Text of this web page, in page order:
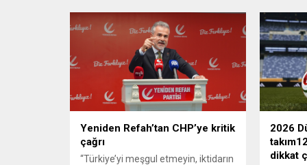
Çelik, Samsun’un İlkadım ilçesinde
çöpten kağıt toplayarak geçimini
sağlayan Serpil Hanım’a destek
oldu. Çelik, sokaklardaki
konteynerlerden kağıt topladı. Ünlü
şarkıcı Çelik, Samsun’un İlkadım
ilçesinde çöpten kağıt toplayarak...
askeri
karşılık
Yeniden Refah’tan CHP’ye kritik
çağrı
“Türkiye’yi meşgul etmeyin, iktidarın
2026
dikkat